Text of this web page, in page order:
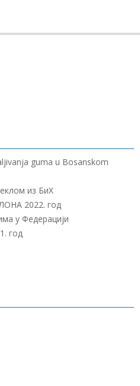
guma u Bosanskom
из БиХ
2022. год
у Федерацији
год